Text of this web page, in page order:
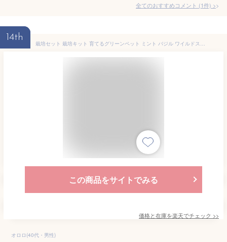
全てのおすすめコメント (1件) >
14th
栽培セット 栽培キット 育てるグリーンペット ミント バジル ワイルドストロベリー レタス ミニトマト 野菜 ハーブ 父の日 自由研究 室内栽培 室内園芸 野菜栽培 キッチン菜園 かわいい おしゃれ ギフト プレゼント GD-1002 聖新陶芸
この商品をサイトでみる
価格と在庫を楽天でチェック >>
オロロ(40代・男性)